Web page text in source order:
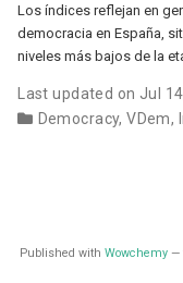
Los índices reflejan en
democracia en España,
niveles más bajos de la
Last updated on Jul
Democracy,VDem,
Published with Wowchemy —